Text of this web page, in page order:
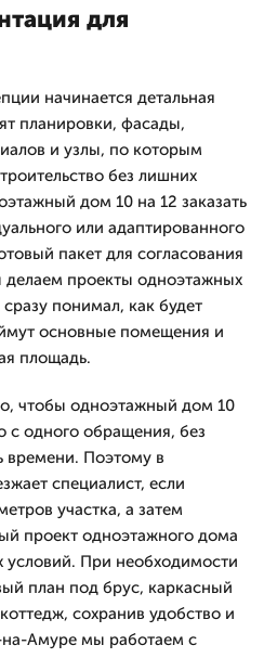
для
начинается детальная
планировки, фасады,
и узлы, по которым
без лишних
дом 10 на 12 заказать
или адаптированного
пакет для согласования
проекты одноэтажных
понимал, как будет
основные помещения и
площадь.
чтобы одноэтажный дом 10
с одного обращения, без
времени. Поэтому в
специалист, если
участка, а затем
проект одноэтажного дома
условий. При необходимости
план под брус, каркасный
сохранив удобство и
на-Амуре мы работаем с